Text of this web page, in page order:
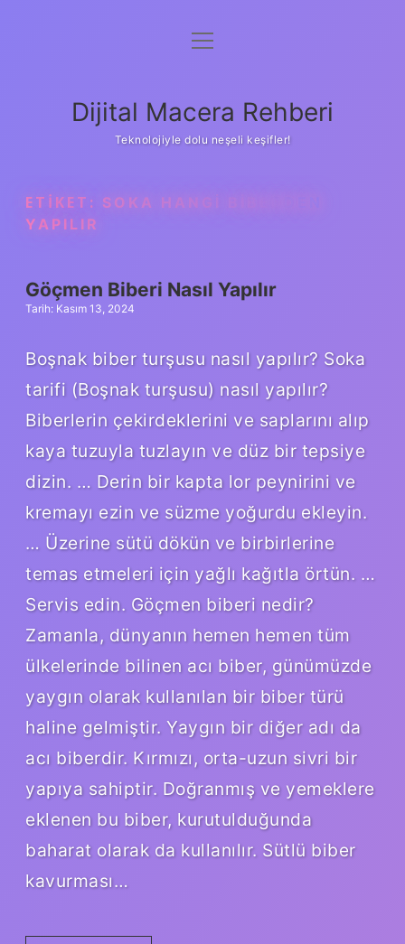
Anasayfa
Yasal Uyarı
menüyü
Dijital Macera Rehberi
Teknolojiyle dolu neşeli keşifler!
ETIKET: SOKA HANGI BIBERDEN
YAPILIR
Göçmen Biberi Nasıl Yapılır
Tarih: Kasım 13, 2024
Boşnak biber turşusu nasıl yapılır? Soka
tarifi (Boşnak turşusu) nasıl yapılır?
Biberlerin çekirdeklerini ve saplarını alıp
kaya tuzuyla tuzlayın ve düz bir tepsiye
dizin. … Derin bir kapta lor peynirini ve
kremayı ezin ve süzme yoğurdu ekleyin.
… Üzerine sütü dökün ve birbirlerine
temas etmeleri için yağlı kağıtla örtün. …
Servis edin. Göçmen biberi nedir?
Zamanla, dünyanın hemen hemen tüm
ülkelerinde bilinen acı biber, günümüzde
yaygın olarak kullanılan bir biber türü
haline gelmiştir. Yaygın bir diğer adı da
acı biberdir. Kırmızı, orta-uzun sivri bir
yapıya sahiptir. Doğranmış ve yemeklere
eklenen bu biber, kurutulduğunda
baharat olarak da kullanılır. Sütlü biber
kavurması…